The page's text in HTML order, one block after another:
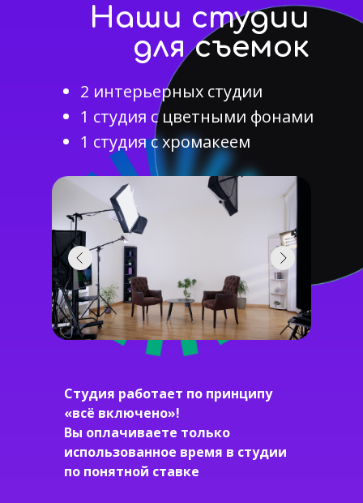
Наши студии
для съемок
2 интерьерных студии
1 студия с цветными фонами
1 студия с хромакеем
Студия работает по принципу
«всё включено»!
Вы оплачиваете только
использованное время в студии
по понятной ставке